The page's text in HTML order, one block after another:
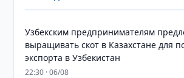
Узбекским предпринимателям
выращивать скот в Казахстане для
экспорта в Узбекистан
22:30 · 06/08